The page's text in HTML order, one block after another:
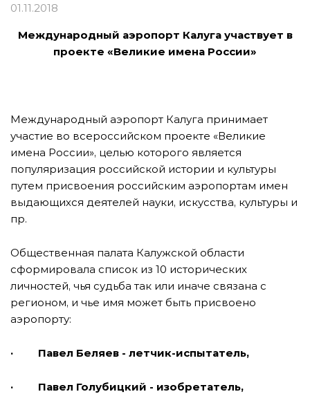
01.11.2018
Международный аэропорт Калуга участвует в
проекте «Великие имена России»
Международный аэропорт Калуга принимает
участие во всероссийском проекте «Великие
имена России», целью которого является
популяризация российской истории и культуры
путем присвоения российским аэропортам имен
выдающихся деятелей науки, искусства, культуры и
пр.
Общественная палата Калужской области
сформировала список из 10 исторических
личностей, чья судьба так или иначе связана с
регионом, и чье имя может быть присвоено
аэропорту:
· Павел Беляев - летчик-испытатель,
· Павел Голубицкий - изобретатель,